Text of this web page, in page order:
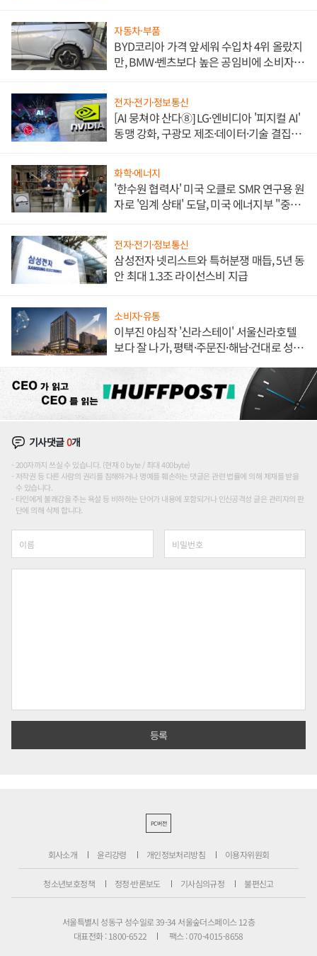
자동차·부품
BYD코리아 가격 앞세워 수입차 4위 올랐지
만, BMW·벤츠보다 높은 공임비에 소비자
전자·전기·정보통신
[AI 뭉쳐야 산다⑧] LG·엔비디아 '피지컬 AI'
동맹 강화, 구광모 제조·데이터·기술 결집
화학·에너지
'한수원 협력사' 미국 오클로 SMR 연구용 원
자로 '임계 상태' 도달, 미국 에너지부 "중요
전자·전기·정보통신
삼성전자 넷리스트와 특허분쟁 매듭, 5년 동
안 최대 1.3조 라이선스비 지급
소비자·유통
이부진 야심작 '신라스테이' 서울신라호텔
보다 잘 나가, 평택·주문진·해남·건대로 성
기사댓글0개
200자까지 쓰실 수 있습니다. (현재 0 byte / 최대 400byte)
저작권 등 다른 사람의 권리를 침해하거나 명예를 훼손하는 댓글은 관련 법률에 의해 제재를 받을
수 있습니다.
타인에게 불쾌감을 주는 욕설 등 비하하는 단어가 내용에 포함되거나 인신공격성 글은 관리자의 판
단에 의해 삭제 합니다.
PC버전
회사소개 윤리강령 개인정보처리방침 이용자위원회
청소년보호정책 정정·반론보도 기사심의규정 불편신고
서울특별시 성동구 성수일로 39-34 서울숲더스페이스 12층
대표전화 : 1800-6522
팩스 : 070-4015-8658